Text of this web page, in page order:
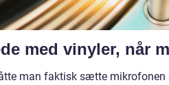
med vinyler, når
man faktisk sætte mikrofonen